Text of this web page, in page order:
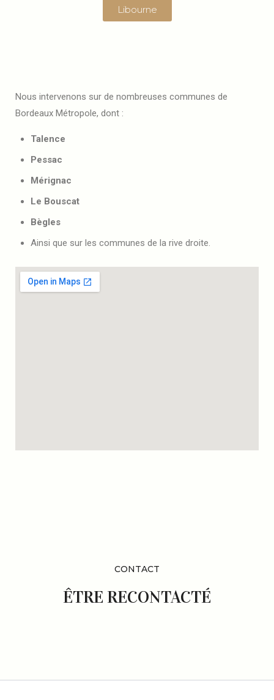
Libourne
Nous intervenons sur de nombreuses communes de
Bordeaux Métropole, dont :
Talence
Pessac
Mérignac
Le Bouscat
Bègles
Ainsi que sur les communes de la rive droite.
CONTACT
ÊTRE RECONTACTÉ